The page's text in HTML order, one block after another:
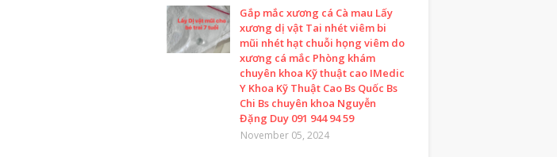
Gắp mắc xương cá Cà mau Lấy
xương dị vật Tai nhét viêm bi
mũi nhét hạt chuỗi họng viêm do
xương cá mắc Phòng khám
chuyên khoa Kỹ thuật cao IMedic
Y Khoa Kỹ Thuật Cao Bs Quốc Bs
Chi Bs chuyên khoa Nguyễn
Đặng Duy 091 944 94 59
November 05, 2024